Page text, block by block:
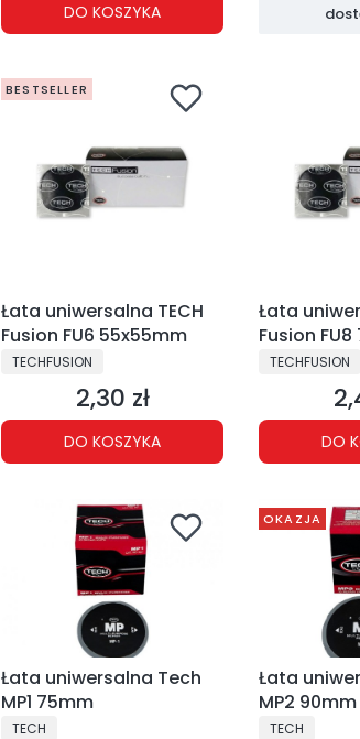
DO KOSZYKA
BESTSELLER
Łata uniwersalna TECH
Fusion FU6 55x55mm
PRODUCENT
TECHFUSION
Cena
2,30 zł
DO KOSZYKA
Łata
Fusion
PRODUCENT
TECHFUSION
DO
Łata uniwersalna Tech
MP1 75mm
PRODUCENT
TECH
OKAZJA
Łata
MP2 90mm
PRODUCENT
TECH